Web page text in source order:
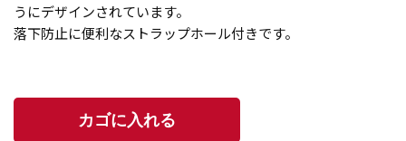
うにデザインされています。
落下防止に便利なストラップホール付きです。